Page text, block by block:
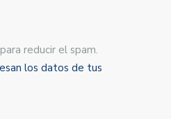
reducir el spam.
los datos de tus